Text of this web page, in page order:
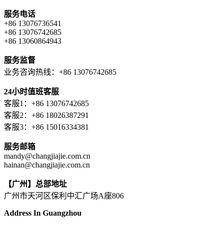
服务电话
+86 13076736541
+86 13076742685
+86 13060864943
服务监督
业务咨询热线：+86 13076742685
24小时值班客服
客服1：+86 13076742685
客服2：+86 18026387291
客服3：+86 15016334381
服务邮箱
mandy@changjiajie.com.cn
hainan@changjiajie.com.cn
【广州】总部地址
广州市天河区保利中汇广场A座806
Address In Guangzhou